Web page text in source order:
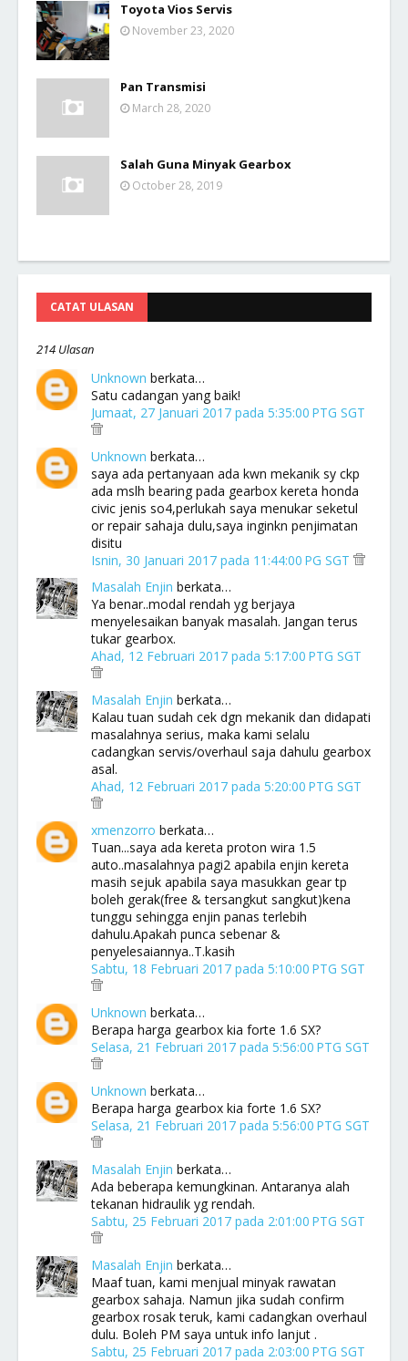
Toyota Vios Servis
November 23, 2020
Pan Transmisi
March 28, 2020
Salah Guna Minyak Gearbox
October 28, 2019
CATAT ULASAN
214 Ulasan
Unknown berkata…
Satu cadangan yang baik!
Jumaat, 27 Januari 2017 pada 5:35:00 PTG SGT
Unknown berkata…
saya ada pertanyaan ada kwn mekanik sy ckp
ada mslh bearing pada gearbox kereta honda
civic jenis so4,perlukah saya menukar seketul
or repair sahaja dulu,saya inginkn penjimatan
disitu
Isnin, 30 Januari 2017 pada 11:44:00 PG SGT
Masalah Enjin berkata…
Ya benar..modal rendah yg berjaya
menyelesaikan banyak masalah. Jangan terus
tukar gearbox.
Ahad, 12 Februari 2017 pada 5:17:00 PTG SGT
Masalah Enjin berkata…
Kalau tuan sudah cek dgn mekanik dan didapati
masalahnya serius, maka kami selalu
cadangkan servis/overhaul saja dahulu gearbox
asal.
Ahad, 12 Februari 2017 pada 5:20:00 PTG SGT
xmenzorro berkata…
Tuan...saya ada kereta proton wira 1.5
auto..masalahnya pagi2 apabila enjin kereta
masih sejuk apabila saya masukkan gear tp
boleh gerak(free & tersangkut sangkut)kena
tunggu sehingga enjin panas terlebih
dahulu.Apakah punca sebenar &
penyelesaiannya..T.kasih
Sabtu, 18 Februari 2017 pada 5:10:00 PTG SGT
Unknown berkata…
Berapa harga gearbox kia forte 1.6 SX?
Selasa, 21 Februari 2017 pada 5:56:00 PTG SGT
Unknown berkata…
Berapa harga gearbox kia forte 1.6 SX?
Selasa, 21 Februari 2017 pada 5:56:00 PTG SGT
Masalah Enjin berkata…
Ada beberapa kemungkinan. Antaranya alah
tekanan hidraulik yg rendah.
Sabtu, 25 Februari 2017 pada 2:01:00 PTG SGT
Masalah Enjin berkata…
Maaf tuan, kami menjual minyak rawatan
gearbox sahaja. Namun jika sudah confirm
gearbox rosak teruk, kami cadangkan overhaul
dulu. Boleh PM saya untuk info lanjut .
Sabtu, 25 Februari 2017 pada 2:03:00 PTG SGT